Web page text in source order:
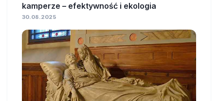
kamperze – efektywność i ekologia
30.08.2025